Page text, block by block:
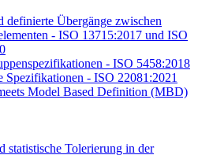
definierte Übergänge zwischen
- ISO 13715:2017 und ISO
- ISO 5458:2018
Spezifikationen - ISO 22081:2021
Model Based Definition (MBD)
statistische Tolerierung in der